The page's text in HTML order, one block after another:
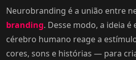
Neurobranding é a união entre
branding. Desse modo, a ideia
cérebro humano reage a
cores, sons e histórias — para